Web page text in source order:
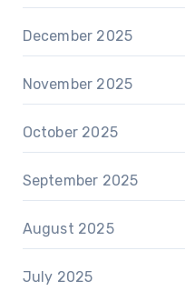
December 2025
November 2025
October 2025
September 2025
August 2025
July 2025